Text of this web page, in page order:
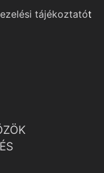
tájékoztatót